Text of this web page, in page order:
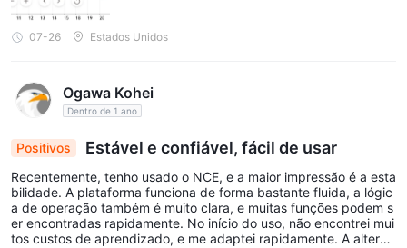
os gerentes para entender as tendências do mercado e refinar
suas próprias estratégias.
aprimora o engajamento da comunidade ao criar uma rede de
apoio onde traders podem compartilhar insights, discutir
investimento. Essa abordagem interativa não apenas
democratiza o acesso à expertise em trading, mas também
incentiva o compartilhamento de conhecimento e o crescimento
mútuo entre os participantes.
07-26 Estados Unidos
Ogawa Kohei
Dentro de 1 ano
Positivos Estável e confiável, fácil de usar
Recentemente, tenho usado o NCE, e a maior impressão é a esta
bilidade. A plataforma funciona de forma bastante fluida, a lógic
a de operação também é muito clara, e muitas funções podem s
er encontradas rapidamente. No início do uso, não encontrei mui
tos custos de aprendizado, e me adaptei rapidamente. A alternâ